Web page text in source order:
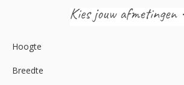
Hoogte
Breedte